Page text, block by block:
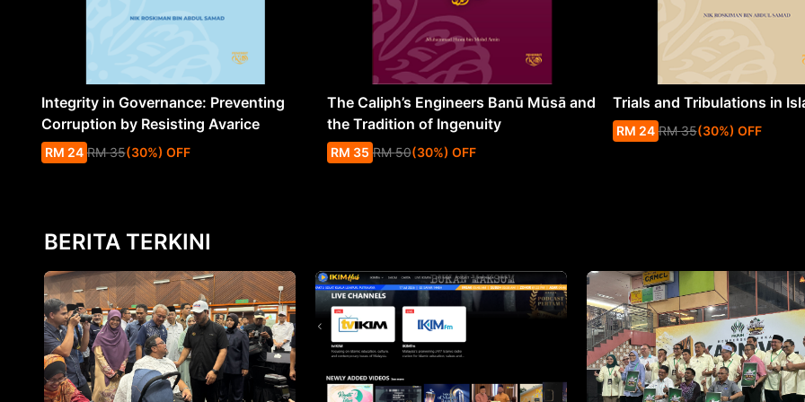
Integrity in Governance: Preventing
Corruption by Resisting Avarice
RM 24 RM 35(30%) OFF
The Caliph’s Engineers Banū Mūsā and
the Tradition of Ingenuity
RM 35 RM 50(30%) OFF
Trials and Tribulations in
RM 24 RM 35(30%) OFF
BERITA TERKINI